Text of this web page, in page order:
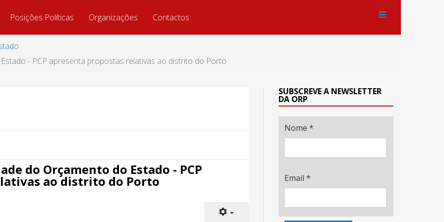
Posições Políticas Organizações Contactos
- PCP apresenta propostas relativas ao distrito do Porto
do Orçamento do Estado - PCP
ao distrito do Porto
SUBSCREVE A NEWSLETTER
DA ORP
Nome *
Email *